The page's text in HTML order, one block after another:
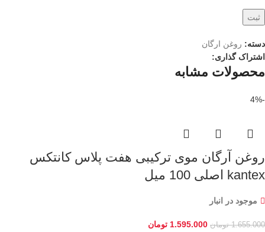
دسته: روغن ارگان
اشتراک گذاری:
محصولات مشابه
-4%
روغن آرگان موی ترکیبی هفت پلاس کانتکس
kantex اصلی 100 میل
موجود در انبار
1.655.000 تومان 1.595.000 تومان